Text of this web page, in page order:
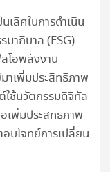
เลิศในการดำเนิน
าภิบาล (ESG)
โอพลังงาน
าเพิ่มประสิทธิภาพ
ใช้นวัตกรรมดิจิทัล
เพิ่มประสิทธิภาพ
บโจทย์การเปลี่ยน